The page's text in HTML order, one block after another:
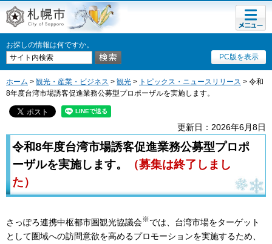
札幌市
お探しの情報は何ですか。
PC版を表示
メニュ
ー
ホーム > 観光・産業・ビジネス > 観光 > トピックス・ニュースリリース > 令和
8年度台湾市場誘客促進業務公募型プロポーザルを実施します。
更新日：2026年6月8日
令和8年度台湾市場誘客促進業務公募型プロポ
ーザルを実施します。
（募集は終了しまし
た）
さっぽろ連携中枢都市圏観光協議会※では、台湾市場をターゲット
として圏域への訪問意欲を高めるプロモーションを実施するため、